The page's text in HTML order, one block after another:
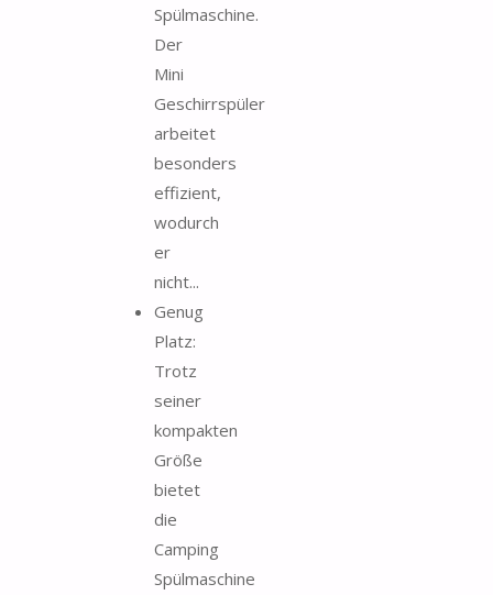
Spülmaschine.
Der
Mini
Geschirrspüler
arbeitet
besonders
effizient,
wodurch
er
nicht...
Genug
Platz:
Trotz
seiner
kompakten
Größe
bietet
die
Camping
Spülmaschine